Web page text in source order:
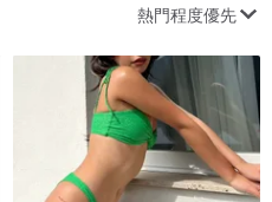
熱門程度優先